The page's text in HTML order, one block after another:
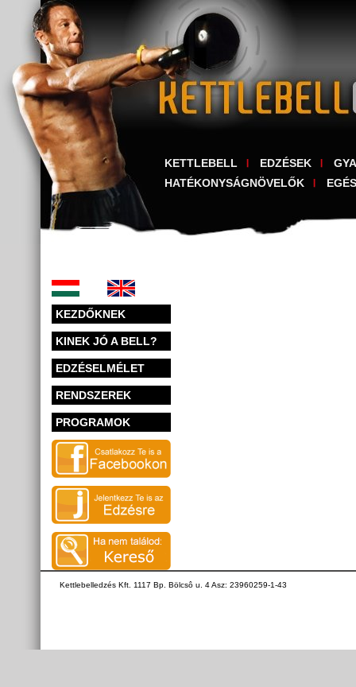
KETTLEBELL EDZÉSEK
HATÉKONYSÁGNÖVELŐK
KEZDŐKNEK
KINEK JÓ A BELL?
EDZÉSELMÉLET
RENDSZEREK
PROGRAMOK
Kettlebelledzés Kft. 1117 Bp. Bölcsô u. 4 Asz: 23960259-1-43